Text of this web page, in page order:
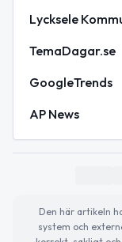
Lycksele
TemaDagar.se
GoogleTrends
AP News
Den här artikeln
system och